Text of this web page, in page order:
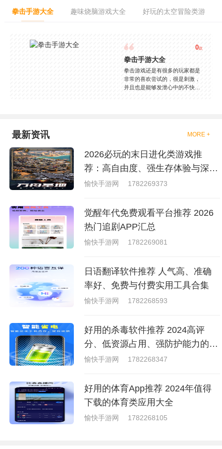
拳击手游大全 趣味烧脑游戏大全 好玩的太空冒险类游
0款
拳击手游大全
拳击游戏还是有很多的玩家都是
非常的喜欢尝试的，很是刺激，
并且也是能够发泄心中的不快
够去进行体验的，我们也是能够
就是收集了一些有意思的拳击游
戏，相信你们一定会喜欢的。
最新资讯 MORE +
2026必玩的末日进化类游戏推
荐：高自由度、强生存体验与深度
进化系统
愉快手游网 1782269373
觉醒年代免费观看平台推荐 2026
热门追剧APP汇总
愉快手游网 1782269081
日语翻译软件推荐 人气高、准确
率好、免费与付费实用工具合集
愉快手游网 1782268593
好用的杀毒软件推荐 2024高评
分、低资源占用、强防护能力的杀
毒工具大全
愉快手游网 1782268347
好用的体育App推荐 2024年值得
下载的体育类应用大全
愉快手游网 1782268105